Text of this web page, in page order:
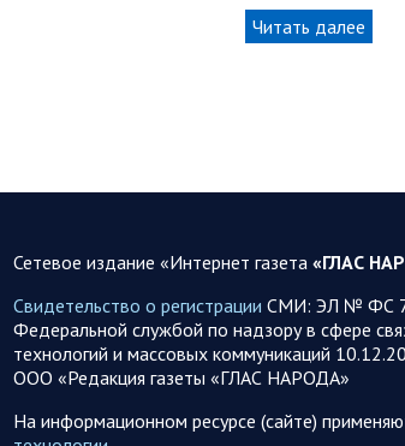
Читать далее
Сетевое издание «Интернет газета «ГЛАС
Свидетельство о регистрации СМИ: ЭЛ № ФС
Федеральной службой по надзору в сфере
технологий и массовых коммуникаций
ООО «Редакция газеты «ГЛАС НАРОДА»
На информационном ресурсе (сайте)